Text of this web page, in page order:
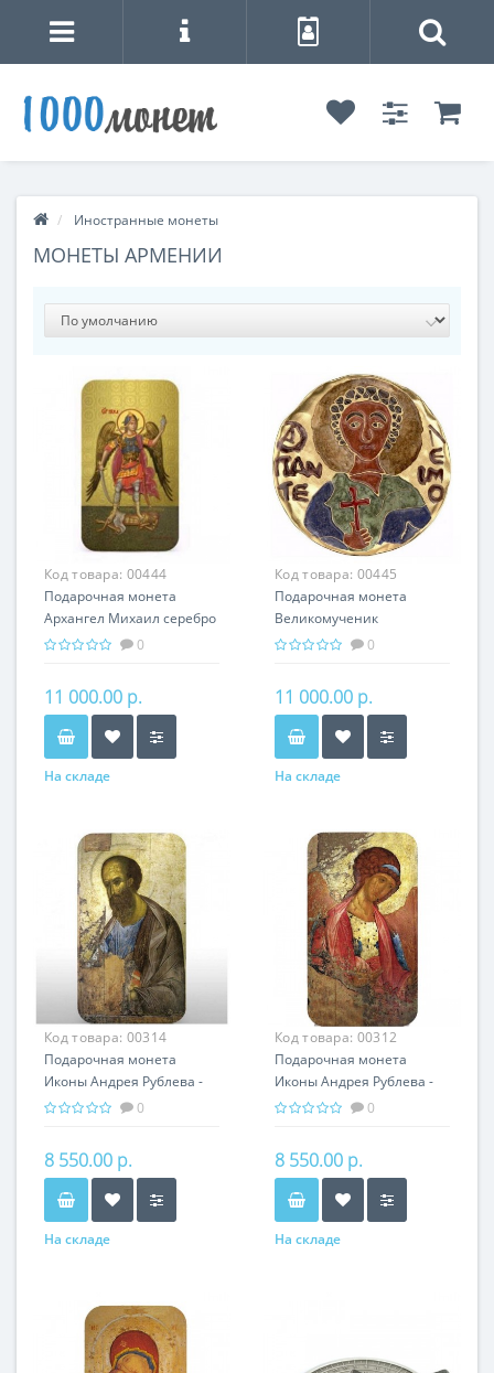
Иностранные монеты
МОНЕТЫ АРМЕНИИ
Код товара: 00444
Подарочная монета
Архангел Михаил серебро
31.10 гр - православные
0
11 000.00 р.
На складе
Код товара: 00445
Подарочная монета
Великомученик
Пантелеймон серебро
религия Христианство
0
11 000.00 р.
На складе
Код товара: 00314
Подарочная монета
Иконы Андрея Рублева -
Апостол Павел серебро
сувенир
0
8 550.00 р.
На складе
Код товара: 00312
Подарочная монета
Иконы Андрея Рублева -
Архангел Михаил серебро
сувенир
0
8 550.00 р.
На складе